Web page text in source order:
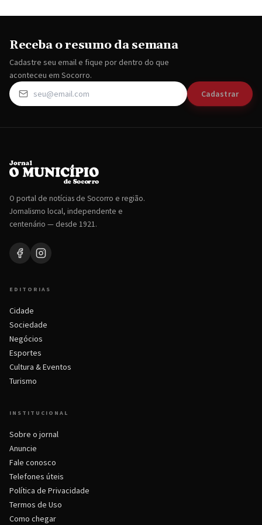
Receba o resumo da semana
Cadastre seu email e fique por dentro do que
aconteceu em Socorro.
Cadastrar
O portal de notícias de Socorro e região.
Jornalismo local, independente e
centenário — desde 1921.
EDITORIAS
Cidade
Sociedade
Negócios
Esportes
Cultura & Eventos
Turismo
INSTITUCIONAL
Sobre o jornal
Anuncie
Fale conosco
Telefones úteis
Política de Privacidade
Termos de Uso
Como chegar